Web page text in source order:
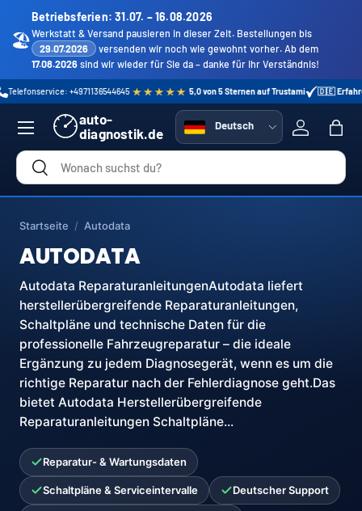
🏖️
Betriebsferien: 31.07. – 16.08.2026
Werkstatt & Versand pausieren in dieser Zeit. Bestellungen bis
29.07.2026
versenden wir noch wie gewohnt vorher. Ab dem
17.08.2026sind wir wieder für Sie da – danke für Ihr Verständnis!
Direkt zum Inhalt
+4971136544645 5,0 von 5 Sternen auf Trustami 🇩🇪 Erfahrener
auto-
diagnostik.de
Suchen
Suchen
Sprache
Deutsch
Einloggen
Menü
Startseite / Autodata
AUTODATA
Autodata ReparaturanleitungenAutodata liefert
herstellerübergreifende Reparaturanleitungen,
Schaltpläne und technische Daten für die
professionelle Fahrzeugreparatur – die ideale
Ergänzung zu jedem Diagnosegerät, wenn es um die
richtige Reparatur nach der Fehlerdiagnose geht.Das
bietet Autodata Herstellerübergreifende
Reparaturanleitungen Schaltpläne...
Reparatur- & Wartungsdaten
Schaltpläne & Serviceintervalle Deutscher Support